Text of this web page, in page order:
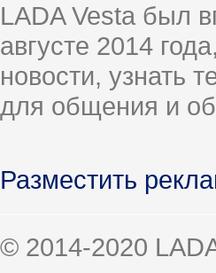
LADA Vesta был
августе 2014
новости, узнать
для общения и
Разместить
© 2014-2020